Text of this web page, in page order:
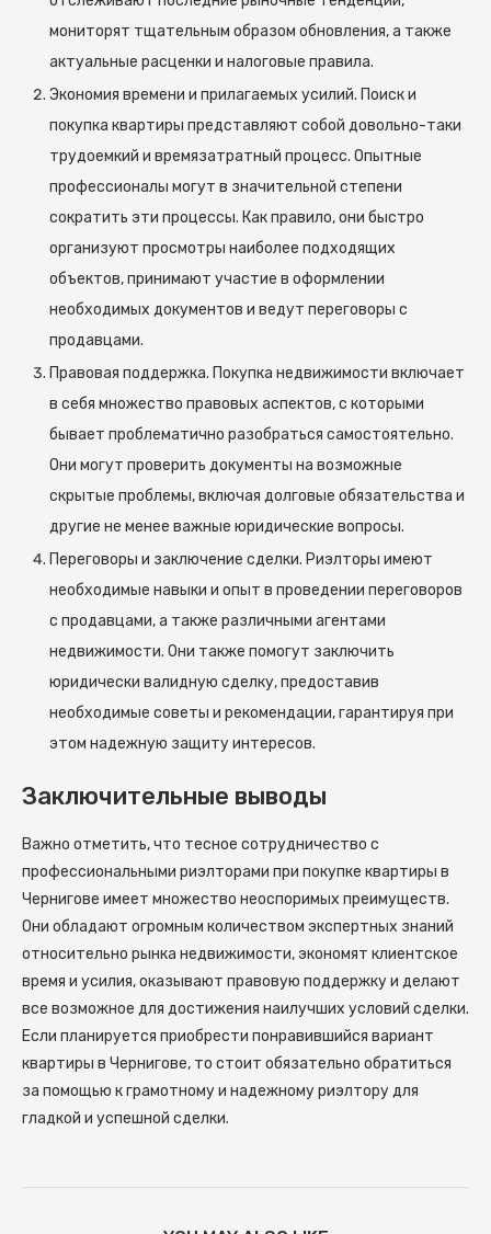
мониторят тщательным образом обновления, а также
актуальные расценки и налоговые правила.
Экономия времени и прилагаемых усилий. Поиск и
покупка квартиры представляют собой довольно-таки
трудоемкий и времязатратный процесс. Опытные
профессионалы могут в значительной степени
сократить эти процессы. Как правило, они быстро
организуют просмотры наиболее подходящих
объектов, принимают участие в оформлении
необходимых документов и ведут переговоры с
продавцами.
Правовая поддержка. Покупка недвижимости включает
в себя множество правовых аспектов, с которыми
бывает проблематично разобраться самостоятельно.
Они могут проверить документы на возможные
скрытые проблемы, включая долговые обязательства и
другие не менее важные юридические вопросы.
Переговоры и заключение сделки. Риэлторы имеют
необходимые навыки и опыт в проведении переговоров
с продавцами, а также различными агентами
недвижимости. Они также помогут заключить
юридически валидную сделку, предоставив
необходимые советы и рекомендации, гарантируя при
этом надежную защиту интересов.
Заключительные выводы
Важно отметить, что тесное сотрудничество с
профессиональными риэлторами при покупке квартиры в
Чернигове имеет множество неоспоримых преимуществ.
Они обладают огромным количеством экспертных знаний
относительно рынка недвижимости, экономят клиентское
время и усилия, оказывают правовую поддержку и делают
все возможное для достижения наилучших условий сделки.
Если планируется приобрести понравившийся вариант
квартиры в Чернигове, то стоит обязательно обратиться
за помощью к грамотному и надежному риэлтору для
гладкой и успешной сделки.